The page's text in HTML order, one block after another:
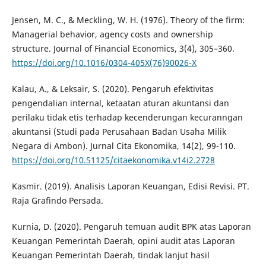
Jensen, M. C., & Meckling, W. H. (1976). Theory of the firm:
Managerial behavior, agency costs and ownership
structure. Journal of Financial Economics, 3(4), 305–360.
https://doi.org/10.1016/0304-405X(76)90026-X
Kalau, A., & Leksair, S. (2020). Pengaruh efektivitas
pengendalian internal, ketaatan aturan akuntansi dan
perilaku tidak etis terhadap kecenderungan kecuranngan
akuntansi (Studi pada Perusahaan Badan Usaha Milik
Negara di Ambon). Jurnal Cita Ekonomika, 14(2), 99-110.
https://doi.org/10.51125/citaekonomika.v14i2.2728
Kasmir. (2019). Analisis Laporan Keuangan, Edisi Revisi. PT.
Raja Grafindo Persada.
Kurnia, D. (2020). Pengaruh temuan audit BPK atas Laporan
Keuangan Pemerintah Daerah, opini audit atas Laporan
Keuangan Pemerintah Daerah, tindak lanjut hasil